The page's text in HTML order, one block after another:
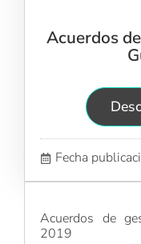
Acuerdos
Fecha
Acuerdos de
2019